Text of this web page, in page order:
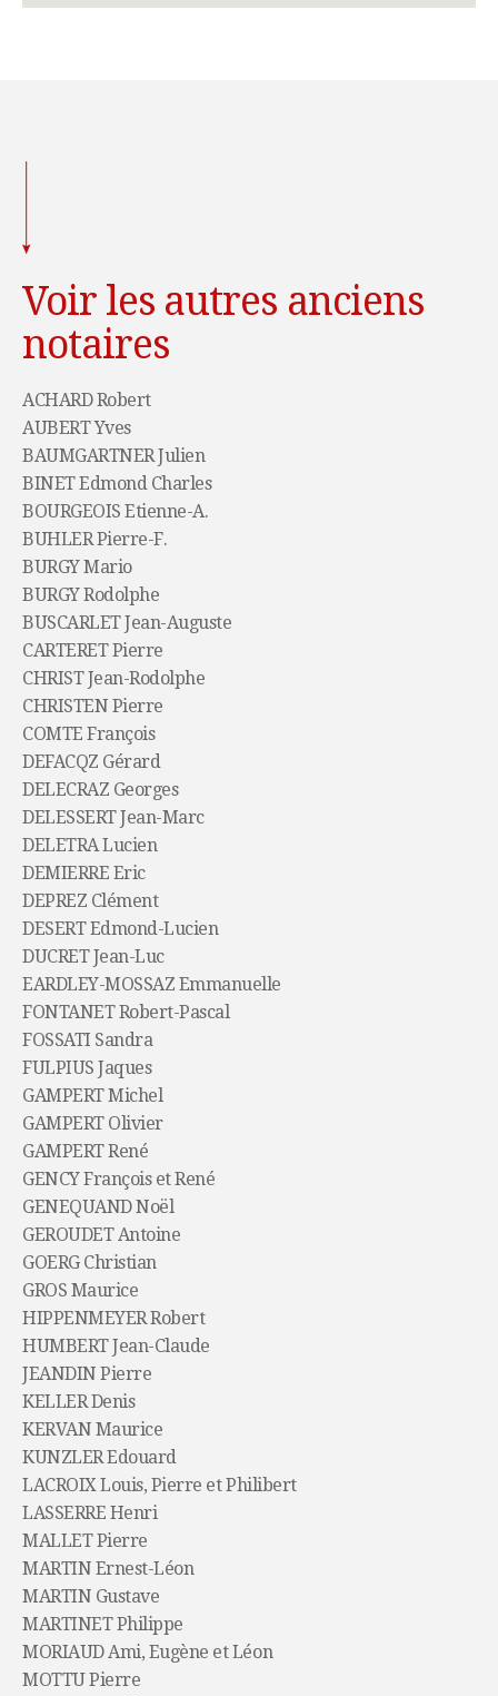
Voir les autres anciens
notaires
ACHARD Robert
AUBERT Yves
BAUMGARTNER Julien
BINET Edmond Charles
BOURGEOIS Etienne-A.
BUHLER Pierre-F.
BURGY Mario
BURGY Rodolphe
BUSCARLET Jean-Auguste
CARTERET Pierre
CHRIST Jean-Rodolphe
CHRISTEN Pierre
COMTE François
DEFACQZ Gérard
DELECRAZ Georges
DELESSERT Jean-Marc
DELETRA Lucien
DEMIERRE Eric
DEPREZ Clément
DESERT Edmond-Lucien
DUCRET Jean-Luc
EARDLEY-MOSSAZ Emmanuelle
FONTANET Robert-Pascal
FOSSATI Sandra
FULPIUS Jaques
GAMPERT Michel
GAMPERT Olivier
GAMPERT René
GENCY François et René
GENEQUAND Noël
GEROUDET Antoine
GOERG Christian
GROS Maurice
HIPPENMEYER Robert
HUMBERT Jean-Claude
JEANDIN Pierre
KELLER Denis
KERVAN Maurice
KUNZLER Edouard
LACROIX Louis, Pierre et Philibert
LASSERRE Henri
MALLET Pierre
MARTIN Ernest-Léon
MARTIN Gustave
MARTINET Philippe
MORIAUD Ami, Eugène et Léon
MOTTU Pierre